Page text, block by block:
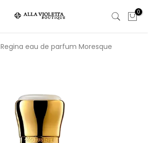
0
Regina eau de parfum Moresque